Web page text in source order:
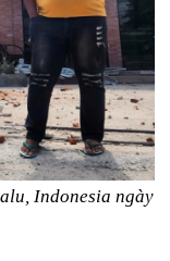
Indonesia ngày